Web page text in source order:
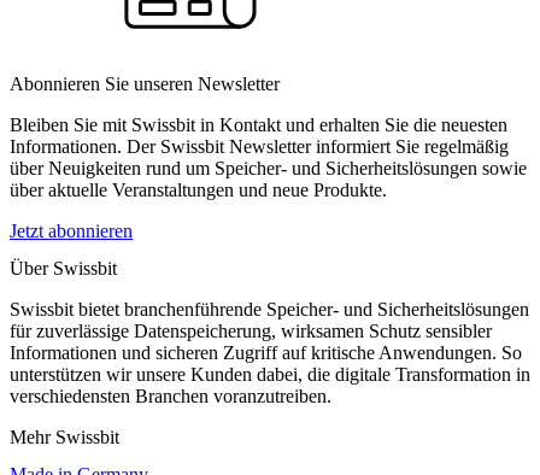
Abonnieren Sie unseren Newsletter
Bleiben Sie mit Swissbit in Kontakt und erhalten Sie die neuesten
Informationen. Der Swissbit Newsletter informiert Sie regelmäßig
über Neuigkeiten rund um Speicher- und Sicherheitslösungen sowie
über aktuelle Veranstaltungen und neue Produkte.
Jetzt abonnieren
Über Swissbit
Swissbit bietet branchenführende Speicher- und Sicherheitslösungen
für zuverlässige Datenspeicherung, wirksamen Schutz sensibler
Informationen und sicheren Zugriff auf kritische Anwendungen. So
unterstützen wir unsere Kunden dabei, die digitale Transformation in
verschiedensten Branchen voranzutreiben.
Mehr Swissbit